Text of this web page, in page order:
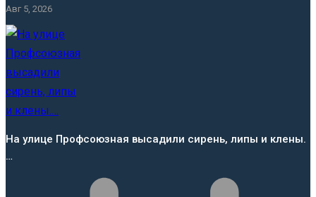
Авг 5, 2026
На улице Профсоюзная высадили сирень, липы и клены.
…